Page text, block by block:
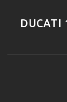
DUCATI